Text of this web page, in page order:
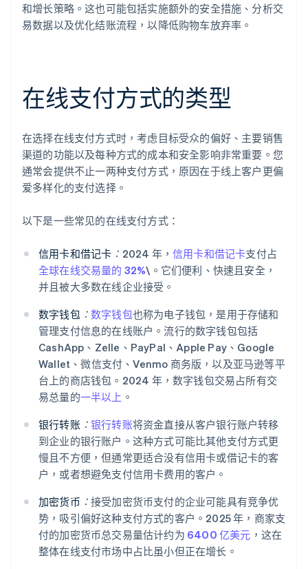
和增长策略。这也可能包括实施额外的安全措施、分析交
易数据以及优化结账流程，以降低购物车放弃率。
在线支付方式的类型
在选择在线支付方式时，考虑目标受众的偏好、主要销售
渠道的功能以及每种方式的成本和安全影响非常重要。您
通常会提供不止一两种支付方式，原因在于线上客户更偏
爱多样化的支付选择。
以下是一些常见的在线支付方式：
信用卡和借记卡 ： 2024 年，信用卡和借记卡支付占
全球在线交易量的 32%\。它们便利、快速且安全，
并且被大多数在线企业接受。
数字钱包：数字钱包也称为电子钱包，是用于存储和
管理支付信息的在线账户。流行的数字钱包包括
CashApp、Zelle、PayPal、Apple Pay、Google
Wallet、微信支付、Venmo 商务版，以及亚马逊等平
台上的商店钱包。2024 年，数字钱包交易占所有交
易总量的一半以上 。
银行转账：银行转账将资金直接从客户银行账户转移
到企业的银行账户。这种方式可能比其他支付方式更
慢且不方便，但通常更适合没有信用卡或借记卡的客
户，或者想避免支付信用卡费用的客户。
加密货币 ：接受加密货币支付的企业可能具有竞争优
势，吸引偏好这种支付方式的客户。2025 年，商家支
付的加密货币总交易量估计约为 6400 亿美元 ，这在
整体在线支付市场中占比虽小但正在增长。